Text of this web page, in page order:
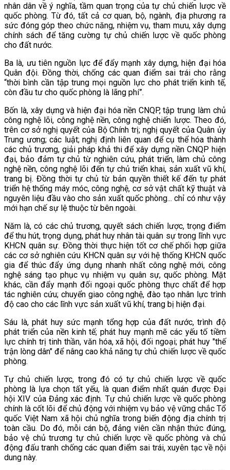
nhân dân về ý nghĩa, tầm quan trọng của tự chủ chiến lược về
quốc phòng. Từ đó, tất cả cơ quan, bộ, ngành, địa phương ra
sức đóng góp theo chức năng, nhiệm vụ, tham mưu, xây dựng
chính sách để tăng cường tự chủ chiến lược về quốc phòng
cho đất nước.
Ba là, ưu tiên nguồn lực để đẩy mạnh xây dựng, hiện đại hóa
Quân đội. Đồng thời, chống các quan điểm sai trái cho rằng
“thời bình cần tập trung mọi nguồn lực cho phát triển kinh tế,
còn đầu tư cho quốc phòng là lãng phí”.
Bốn là, xây dựng và hiện đại hóa nền CNQP, tập trung làm chủ
công nghệ lõi, công nghệ nền, công nghệ chiến lược. Theo đó,
trên cơ sở nghị quyết của Bộ Chính trị; nghị quyết của Quân ủy
Trung ương; các luật; nghị định liên quan để cụ thể hóa thành
các chủ trương, giải pháp khả thi để xây dựng nền CNQP hiện
đại, bảo đảm tự chủ từ nghiên cứu, phát triển, làm chủ công
nghệ nền, công nghệ lõi đến tự chủ triển khai, sản xuất vũ khí,
trang bị. Đồng thời tự chủ từ bản quyền thiết kế đến tự phát
triển hệ thống máy móc, công nghệ, cơ sở vật chất kỹ thuật và
nguyên liệu đầu vào cho sản xuất quốc phòng... chỉ có như vậy
mới hạn chế sự lệ thuộc từ bên ngoài.
Năm là, có các chủ trương, quyết sách chiến lược, trọng điểm
để thu hút, trọng dụng, phát huy nhân tài quân sự trong lĩnh vực
KHCN quân sự. Đồng thời thực hiện tốt cơ chế phối hợp giữa
các cơ sở nghiên cứu KHCN quân sự với hệ thống KHCN quốc
gia để thúc đẩy ứng dụng nhanh nhất công nghệ mới, công
nghệ sáng tạo phục vụ nhiệm vụ quân sự, quốc phòng. Mặt
khác, cần đẩy mạnh đối ngoại quốc phòng thực chất để hợp
tác nghiên cứu; chuyển giao công nghệ, đào tạo nhân lực trình
độ cao cho các lĩnh vực sản xuất vũ khí, trang bị hiện đại.
Sáu là, phát huy sức mạnh tổng hợp của đất nước, trình độ
phát triển của nền kinh tế; phát huy mạnh mẽ các yếu tố tiềm
lực chính trị tinh thần, văn hóa, xã hội, đối ngoại; phát huy "thế
trận lòng dân" để nâng cao khả năng tự chủ chiến lược về quốc
phòng.
Tự chủ chiến lược, trong đó có tự chủ chiến lược về quốc
phòng là lựa chọn tất yếu, là quan điểm nhất quán được Đại
hội XIV của Đảng xác định. Tự chủ chiến lược về quốc phòng
chính là cốt lõi để chủ động với nhiệm vụ bảo vệ vững chắc Tổ
quốc Việt Nam xã hội chủ nghĩa trong biến động địa chính trị
toàn cầu. Do đó, mỗi cán bộ, đảng viên cần nhận thức đúng,
bảo vệ chủ trương tự chủ chiến lược về quốc phòng và chủ
động đấu tranh chống các quan điểm sai trái, xuyên tạc về nội
dung này.